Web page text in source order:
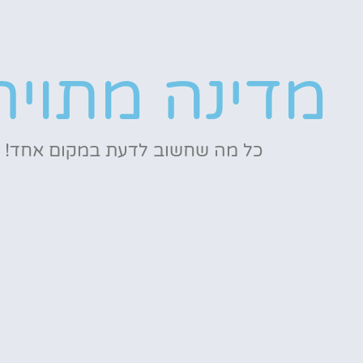
מדינה
כל מה שחשוב לדעת במקום אחד!